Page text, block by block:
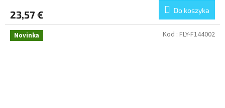
23,57 € Do koszyka
Novinka Kod : FLY-F144002